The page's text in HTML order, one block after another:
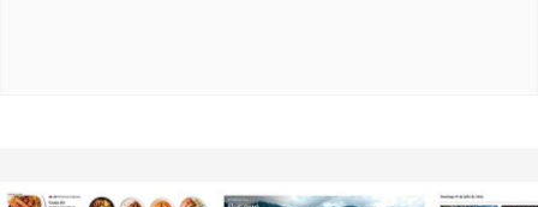
Opens in new window Opens in